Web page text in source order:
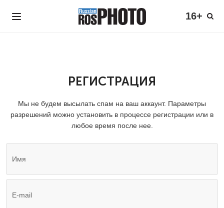
16+
РЕГИСТРАЦИЯ
Мы не будем высылать спам на ваш аккаунт. Параметры
разрешений можно установить в процессе регистрации или в
любое время после нее.